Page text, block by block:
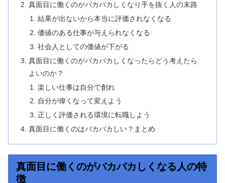
真面目に働くのがバカバカしくなり手を抜く人の末路
結果が出ないから本当に評価されなくなる
価値のある仕事が与えられなくなる
社会人としての価値が下がる
真面目に働くのがバカバカしくなったらどう考えたら
よいのか？
楽しい仕事は自分で創れ
自分が偉くなって変えよう
正しく評価される環境に転職しよう
真面目に働くのはバカバカしい？まとめ
真面目に働くのがバカバカしくなる人の特
徴